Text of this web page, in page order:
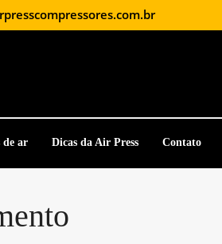
de ar Dicas da Air Press Contato